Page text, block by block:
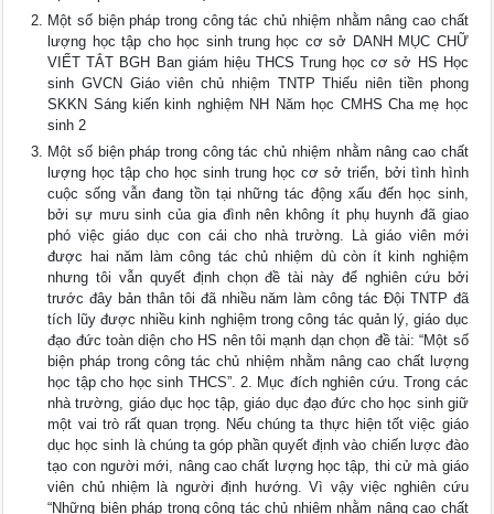
Một số biện pháp trong công tác chủ nhiệm nhằm nâng cao chất
lượng học tập cho học sinh trung học cơ sở DANH MỤC CHỮ
VIẾT TẮT BGH Ban giám hiệu THCS Trung học cơ sở HS Học
sinh GVCN Giáo viên chủ nhiệm TNTP Thiếu niên tiền phong
SKKN Sáng kiến kinh nghiệm NH Năm học CMHS Cha mẹ học
sinh 2
Một số biện pháp trong công tác chủ nhiệm nhằm nâng cao chất
lượng học tập cho học sinh trung học cơ sở triển, bởi tình hình
cuộc sống vẫn đang tồn tại những tác động xấu đến học sinh,
bởi sự mưu sinh của gia đình nên không ít phụ huynh đã giao
phó việc giáo dục con cái cho nhà trường. Là giáo viên mới
được hai năm làm công tác chủ nhiệm dù còn ít kinh nghiệm
nhưng tôi vẫn quyết định chọn đề tài này để nghiên cứu bởi
trước đây bản thân tôi đã nhiều năm làm công tác Đội TNTP đã
tích lũy được nhiều kinh nghiệm trong công tác quản lý, giáo dục
đạo đức toàn diện cho HS nên tôi mạnh dạn chọn đề tài: “Một số
biện pháp trong công tác chủ nhiệm nhằm nâng cao chất lượng
học tập cho học sinh THCS”. 2. Mục đích nghiên cứu. Trong các
nhà trường, giáo dục học tập, giáo dục đạo đức cho học sinh giữ
một vai trò rất quan trọng. Nếu chúng ta thực hiện tốt việc giáo
dục học sinh là chúng ta góp phần quyết định vào chiến lược đào
tạo con người mới, nâng cao chất lượng học tập, thi cử mà giáo
viên chủ nhiệm là người định hướng. Vì vậy việc nghiên cứu
“Những biện pháp trong công tác chủ nhiệm nhằm nâng cao chất